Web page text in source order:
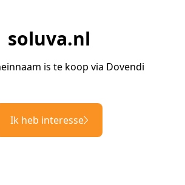
soluva.nl
is te koop via Dovendi
Ik heb interesse